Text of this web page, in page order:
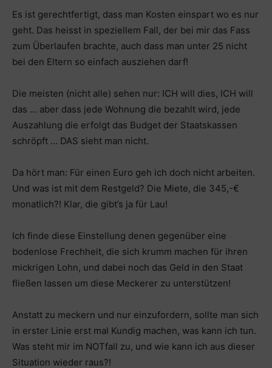
Es ist gerechtfertigt, dass man Kosten einspart wo es nur
geht. Das heisst in speziellem Fall, der bei mir das Fass
zum Überlaufen brachte, auch dass man unter 25 nicht
bei den Eltern so einfach ausziehen darf!
Die meisten (nicht alle) sehen nur: ICH will dies, ICH will
das … aber dass jede Wohnung die bezahlt wird, jede
Auszahlung die erfolgt das Budget der Staatskassen
schröpft … DAS sieht man nicht.
Da hört man: Für einen Euro geh ich doch nicht arbeiten.
Und was ist mit dem Restgeld? Die Miete, die 345,-€
monatlich?! Klar, die gibt’s ja für Lau!
Ich finde diese Einstellung denen gegenüber eine
bodenlose Frechheit, die sich krumm machen für ihren
mickrigen Lohn, und dabei noch das Geld in den Staat
fließen lassen um diese Meckerer zu unterstützen!
Anstatt zu meckern und nur einzufordern, sollte man sich
in erster Linie erst mal Kundig machen, was kann ich tun.
Was steht mir im NOTfall zu, und wie kann ich aus dieser
Situation wieder raus?!